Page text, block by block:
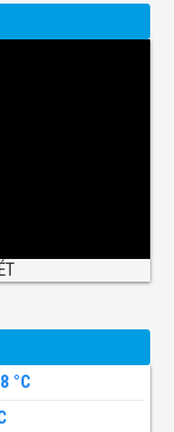
°C